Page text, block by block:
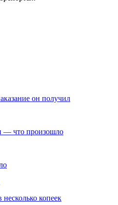
он получил
— что произошло
копеек